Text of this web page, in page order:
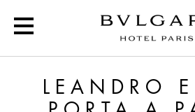
Leandro
LEANDRO